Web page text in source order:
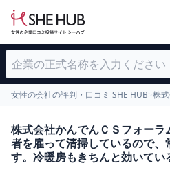
女性の会社の評判・口コミ SHE HUB 株
株式会社かんでんＣＳフォー
者を雇って清掃しているので
す。冷暖房もきちんと効いてい